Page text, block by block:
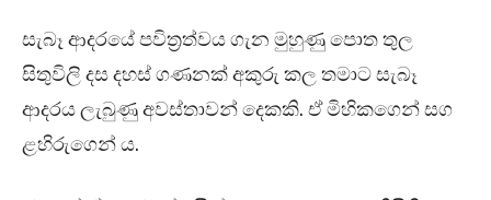
සැබෑ ආදරයේ පවිත්‍රත්වය ගැන මුහුණු පොත තුල
සිතුවිලි දස දහස් ගණනක් අකුරු කල තමාට සැබෑ
ආදරය ලැබුණු අවස්තාවන් දෙකකි. ඒ මිහිකගෙන් සග
ළහිරුගෙන්‍ ය.